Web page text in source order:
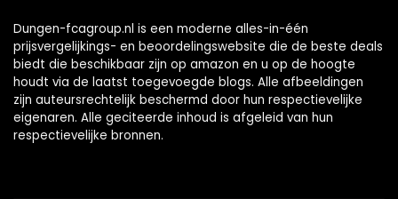
Dungen-fcagroup.nl is een moderne alles-in-één
prijsvergelijkings- en beoordelingswebsite die de beste deals
biedt die beschikbaar zijn op amazon en u op de hoogte
houdt via de laatst toegevoegde blogs. Alle afbeeldingen
zijn auteursrechtelijk beschermd door hun respectievelijke
eigenaren. Alle geciteerde inhoud is afgeleid van hun
respectievelijke bronnen.